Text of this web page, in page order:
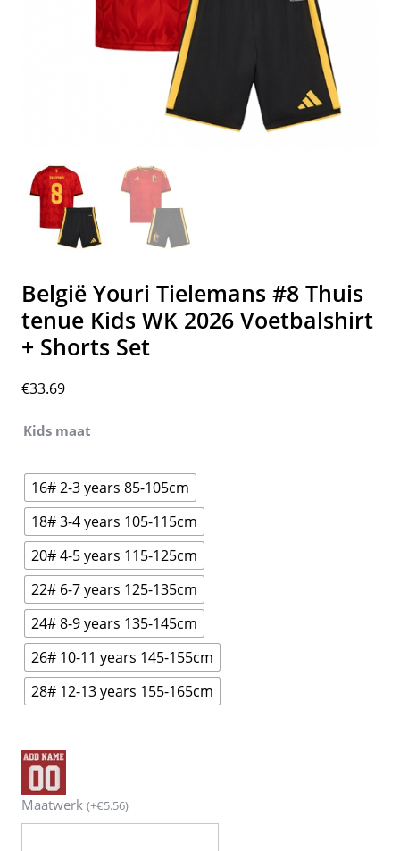
België Youri Tielemans #8 Thuis
tenue Kids WK 2026 Voetbalshirt
+ Shorts Set
€33.69
Kids maat
16# 2-3 years 85-105cm
18# 3-4 years 105-115cm
20# 4-5 years 115-125cm
22# 6-7 years 125-135cm
24# 8-9 years 135-145cm
26# 10-11 years 145-155cm
28# 12-13 years 155-165cm
Maatwerk (+€5.56)